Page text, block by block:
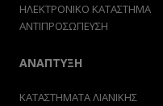
ΗΛΕΚΤΡΟΝΙΚΟ ΚΑΤΑΣΤΗΜΑ
ΑΝΤΙΠΡΟΣΩΠΕΥΣΗ
ΑΝΑΠΤΥΞΗ
ΚΑΤΑΣΤΗΜΑΤΑ ΛΙΑΝΙΚΗΣ